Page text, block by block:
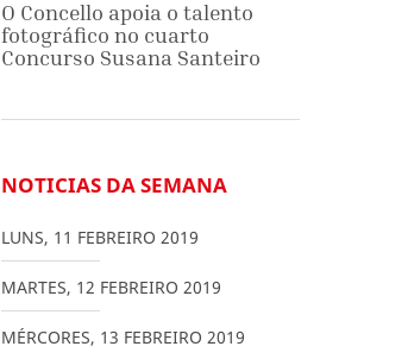
O Concello apoia o talento
fotográfico no cuarto
Concurso Susana Santeiro
NOTICIAS DA SEMANA
LUNS, 11 FEBREIRO 2019
MARTES, 12 FEBREIRO 2019
MÉRCORES, 13 FEBREIRO 2019